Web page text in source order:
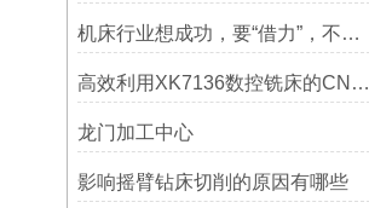
机床行业想成功，要“借力”，不要“尽力”！
高效利用XK7136数控铣床的CNC系统？
龙门加工中心
影响摇臂钻床切削的原因有哪些